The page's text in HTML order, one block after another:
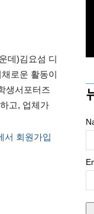
데)김요섬 디
로운 활동이
생서포터즈
고, 업체가
서 회원가입